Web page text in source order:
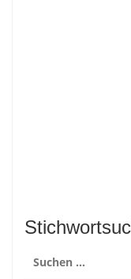
nach: